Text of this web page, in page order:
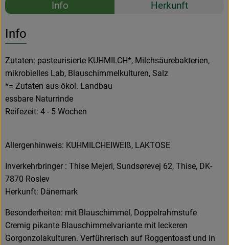
Info Herkunft
Info
Zutaten: pasteurisierte KUHMILCH*, Milchsäurebakterien,
mikrobielles Lab, Blauschimmelkulturen, Salz
*= Zutaten aus ökol. Landbau
essbare Naturrinde
Reifezeit: 4 - 5 Wochen
Allergenhinweis: KUHMILCHEIWEIß, LAKTOSE
Inverkehrbringer : Thise Mejeri, Sundsørevej 62, Thise, DK-
7870 Roslev
Herkunft: Dänemark
Besonderheiten: mit Blauschimmel, Doppelrahmstufe
Cremig pikante Blauschimmelvariante mit leckeren
Gorgonzolakulturen. Verführerisch auf Roggentoast und in